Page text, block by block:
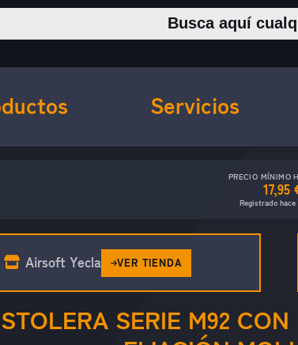
Servicios
PRECIO MÍNIMO
17,95
Registrado hace
Airsoft Yecla VER TIENDA
SERIE M92